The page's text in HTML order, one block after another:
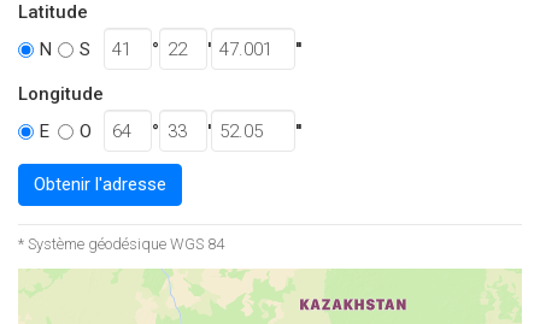
Latitude
N
S ° ' ''
Longitude
E
O ° ' ''
Obtenir l'adresse
* Système géodésique WGS 84